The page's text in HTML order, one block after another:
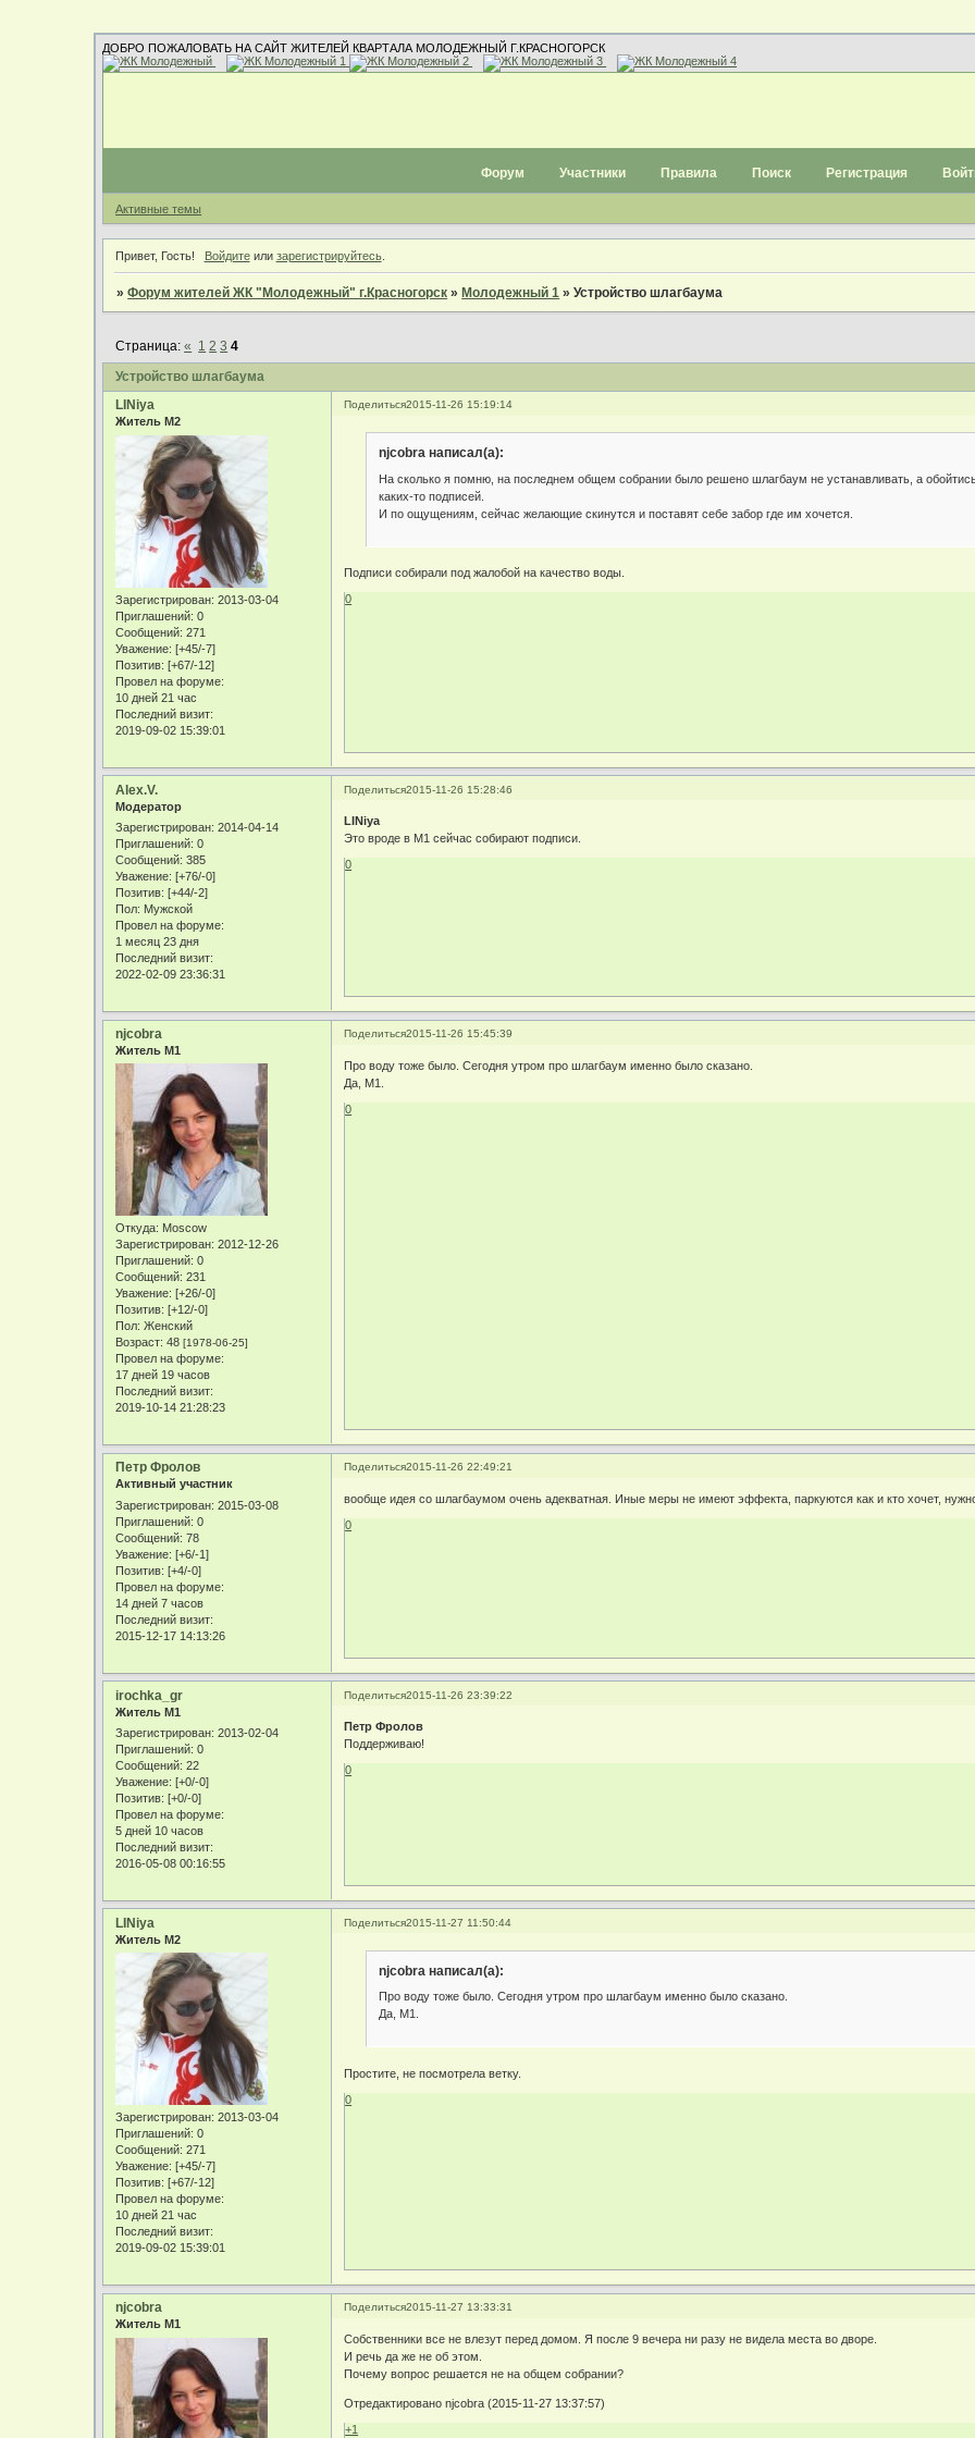
ДОБРО ПОЖАЛОВАТЬ НА САЙТ ЖИТЕЛЕЙ КВАРТАЛА МОЛОДЕЖНЫЙ Г.КРАСНОГОРСК
Форум Участники Правила Поиск Регистрация
Активные темы
Привет, Гость! Войдитеили зарегистрируйтесь.
»Форум жителей ЖК "Молодежный" г.Красногорск » Молодежный 1 »Устройство шлагбаума
Устройство шлагбаума
Страница:« 1 2 3 4
Поделиться2015-11-26 15:19:14
LINiya
Житель М2
Зарегистрирован: 2013-03-04
Приглашений: 0
Сообщений: 271
Уважение: [+45/-7]
Позитив: [+67/-12]
Провел на форуме:
10 дней 21 час
Последний визит:
2019-09-02 15:39:01
njcobra написал(а):
На сколько я помню, на последнем общем собрании было решено шлагбаум не устанавливать, а
каких-то подписей.
И по ощущениям, сейчас желающие скинутся и поставят себе забор где им хочется.
Подписи собирали под жалобой на качество воды.
0
Поделиться2015-11-26 15:28:46
Alex.V.
Модератор
Зарегистрирован: 2014-04-14
Приглашений: 0
Сообщений: 385
Уважение: [+76/-0]
Позитив: [+44/-2]
Пол: Мужской
Провел на форуме:
1 месяц 23 дня
Последний визит:
2022-02-09 23:36:31
LINiya
Это вроде в М1 сейчас собирают подписи.
0
Поделиться2015-11-26 15:45:39
njcobra
Житель М1
Откуда: Moscow
Зарегистрирован: 2012-12-26
Приглашений: 0
Сообщений: 231
Уважение: [+26/-0]
Позитив: [+12/-0]
Пол: Женский
Возраст: 48[1978-06-25]
Провел на форуме:
17 дней 19 часов
Последний визит:
2019-10-14 21:28:23
Про воду тоже было. Сегодня утром про шлагбаум именно было сказано.
Да, М1.
0
Поделиться2015-11-26 22:49:21
Петр Фролов
Активный участник
Зарегистрирован: 2015-03-08
Приглашений: 0
Сообщений: 78
Уважение: [+6/-1]
Позитив: [+4/-0]
Провел на форуме:
14 дней 7 часов
Последний визит:
2015-12-17 14:13:26
вообще идея со шлагбаумом очень адекватная. Иные меры не имеют эффекта, паркуются как и кто хочет,
0
Поделиться2015-11-26 23:39:22
irochka_gr
Житель М1
Зарегистрирован: 2013-02-04
Приглашений: 0
Сообщений: 22
Уважение: [+0/-0]
Позитив: [+0/-0]
Провел на форуме:
5 дней 10 часов
Последний визит:
2016-05-08 00:16:55
Петр Фролов
Поддерживаю!
0
Поделиться2015-11-27 11:50:44
LINiya
Житель М2
Зарегистрирован: 2013-03-04
Приглашений: 0
Сообщений: 271
Уважение: [+45/-7]
Позитив: [+67/-12]
Провел на форуме:
10 дней 21 час
Последний визит:
2019-09-02 15:39:01
njcobra написал(а):
Про воду тоже было. Сегодня утром про шлагбаум именно было сказано.
Да, М1.
Простите, не посмотрела ветку.
0
Поделиться2015-11-27 13:33:31
njcobra
Житель М1
Собственники все не влезут перед домом. Я после 9 вечера ни разу не видела места во дворе.
И речь да же не об этом.
Почему вопрос решается не на общем собрании?
Отредактировано njcobra (2015-11-27 13:37:57)
+1